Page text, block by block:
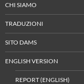
CHI SIAMO
TRADUZIONI
SITO DAMS
ENGLISH VERSION
REPORT (ENGLISH)